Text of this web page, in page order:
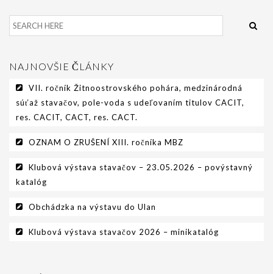
CHOVNÉ PSY
CHOVNÉ SUKY
CHOVATEĽSKÉ STANICE
OČAKÁVANÉ VRHY PP V ROKU 2026
STAVAČOV „MEMORIÁL B. ZEMKA“
KYNOLOGICKÝ KALENDÁR
NAJNOVŠIE ČLÁNKY
VII. ročník Žitnoostrovského pohára, medzinárodná
súťaž stavačov, pole-voda s udeľovaním titulov CACIT,
res. CACIT, CACT, res. CACT.
OZNAM O ZRUŠENÍ XIII. ročníka MBZ
Klubová výstava stavačov – 23.05.2026 – povýstavný
katalóg
Obchádzka na výstavu do Ulan
Klubová výstava stavačov 2026 – minikatalóg